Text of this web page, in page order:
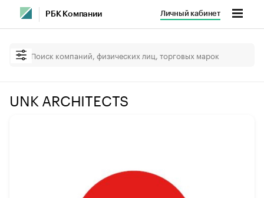
РБК Компании Личный кабинет
UNK ARCHITECTS